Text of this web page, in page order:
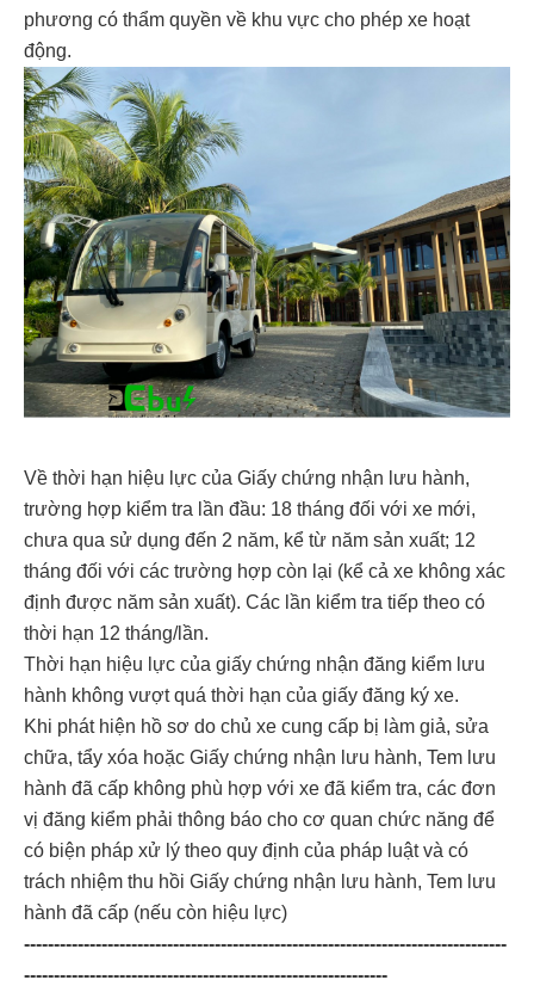
phương có thẩm quyền về khu vực cho phép xe hoạt
động.
Về thời hạn hiệu lực của Giấy chứng nhận lưu hành,
trường hợp kiểm tra lần đầu: 18 tháng đối với xe mới,
chưa qua sử dụng đến 2 năm, kể từ năm sản xuất; 12
tháng đối với các trường hợp còn lại (kể cả xe không xác
định được năm sản xuất). Các lần kiểm tra tiếp theo có
thời hạn 12 tháng/lần.
Thời hạn hiệu lực của giấy chứng nhận đăng kiểm lưu
hành không vượt quá thời hạn của giấy đăng ký xe.
Khi phát hiện hồ sơ do chủ xe cung cấp bị làm giả, sửa
chữa, tẩy xóa hoặc Giấy chứng nhận lưu hành, Tem lưu
hành đã cấp không phù hợp với xe đã kiểm tra, các đơn
vị đăng kiểm phải thông báo cho cơ quan chức năng để
có biện pháp xử lý theo quy định của pháp luật và có
trách nhiệm thu hồi Giấy chứng nhận lưu hành, Tem lưu
hành đã cấp (nếu còn hiệu lực)
---------------------------------------------------------------------------------
-------------------------------------------------------------